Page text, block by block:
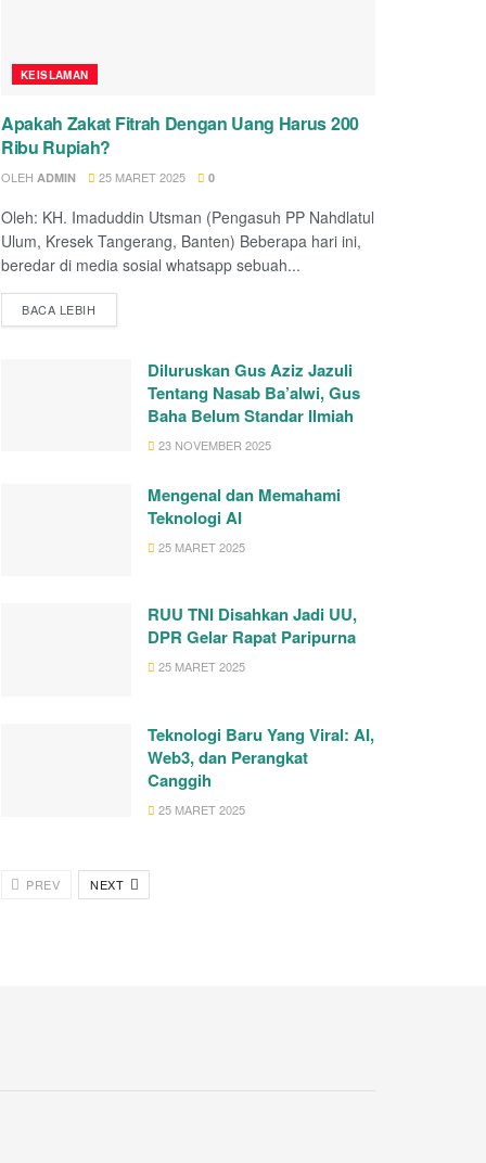
KEISLAMAN
Apakah Zakat Fitrah Dengan Uang Harus 200
Ribu Rupiah?
OLEH ADMIN 25 MARET 2025 0
Oleh: KH. Imaduddin Utsman (Pengasuh PP Nahdlatul
Ulum, Kresek Tangerang, Banten) Beberapa hari ini,
beredar di media sosial whatsapp sebuah...
BACA LEBIH
Diluruskan Gus Aziz Jazuli
Tentang Nasab Ba’alwi, Gus
Baha Belum Standar Ilmiah
23 NOVEMBER 2025
Mengenal dan Memahami
Teknologi AI
25 MARET 2025
RUU TNI Disahkan Jadi UU,
DPR Gelar Rapat Paripurna
25 MARET 2025
Teknologi Baru Yang Viral: AI,
Web3, dan Perangkat
Canggih
25 MARET 2025
PREV NEXT